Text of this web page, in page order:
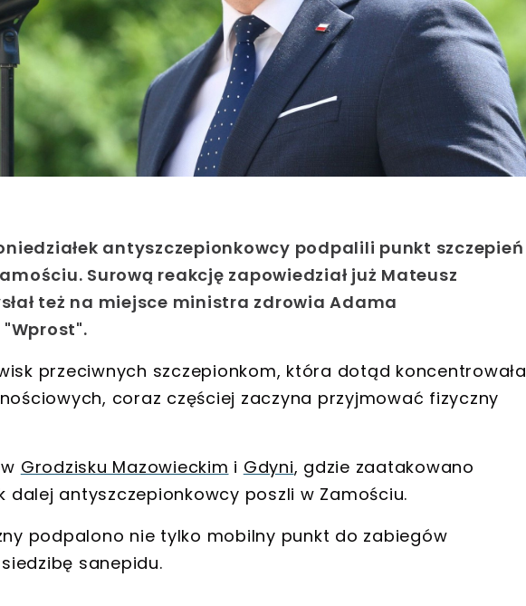
antyszczepionkowcy podpalili punkt szczepień
Surową reakcję zapowiedział już Mateusz
też na miejsce ministra zdrowia Adama
przeciwnych szczepionkom, która dotąd koncentrowała
coraz częściej zaczyna przyjmować fizyczny
Grodzisku Mazowieckim i Gdyni, gdzie zaatakowano
dalej antyszczepionkowcy poszli w Zamościu.
podpalono nie tylko mobilny punkt do zabiegów
siedzibę sanepidu.